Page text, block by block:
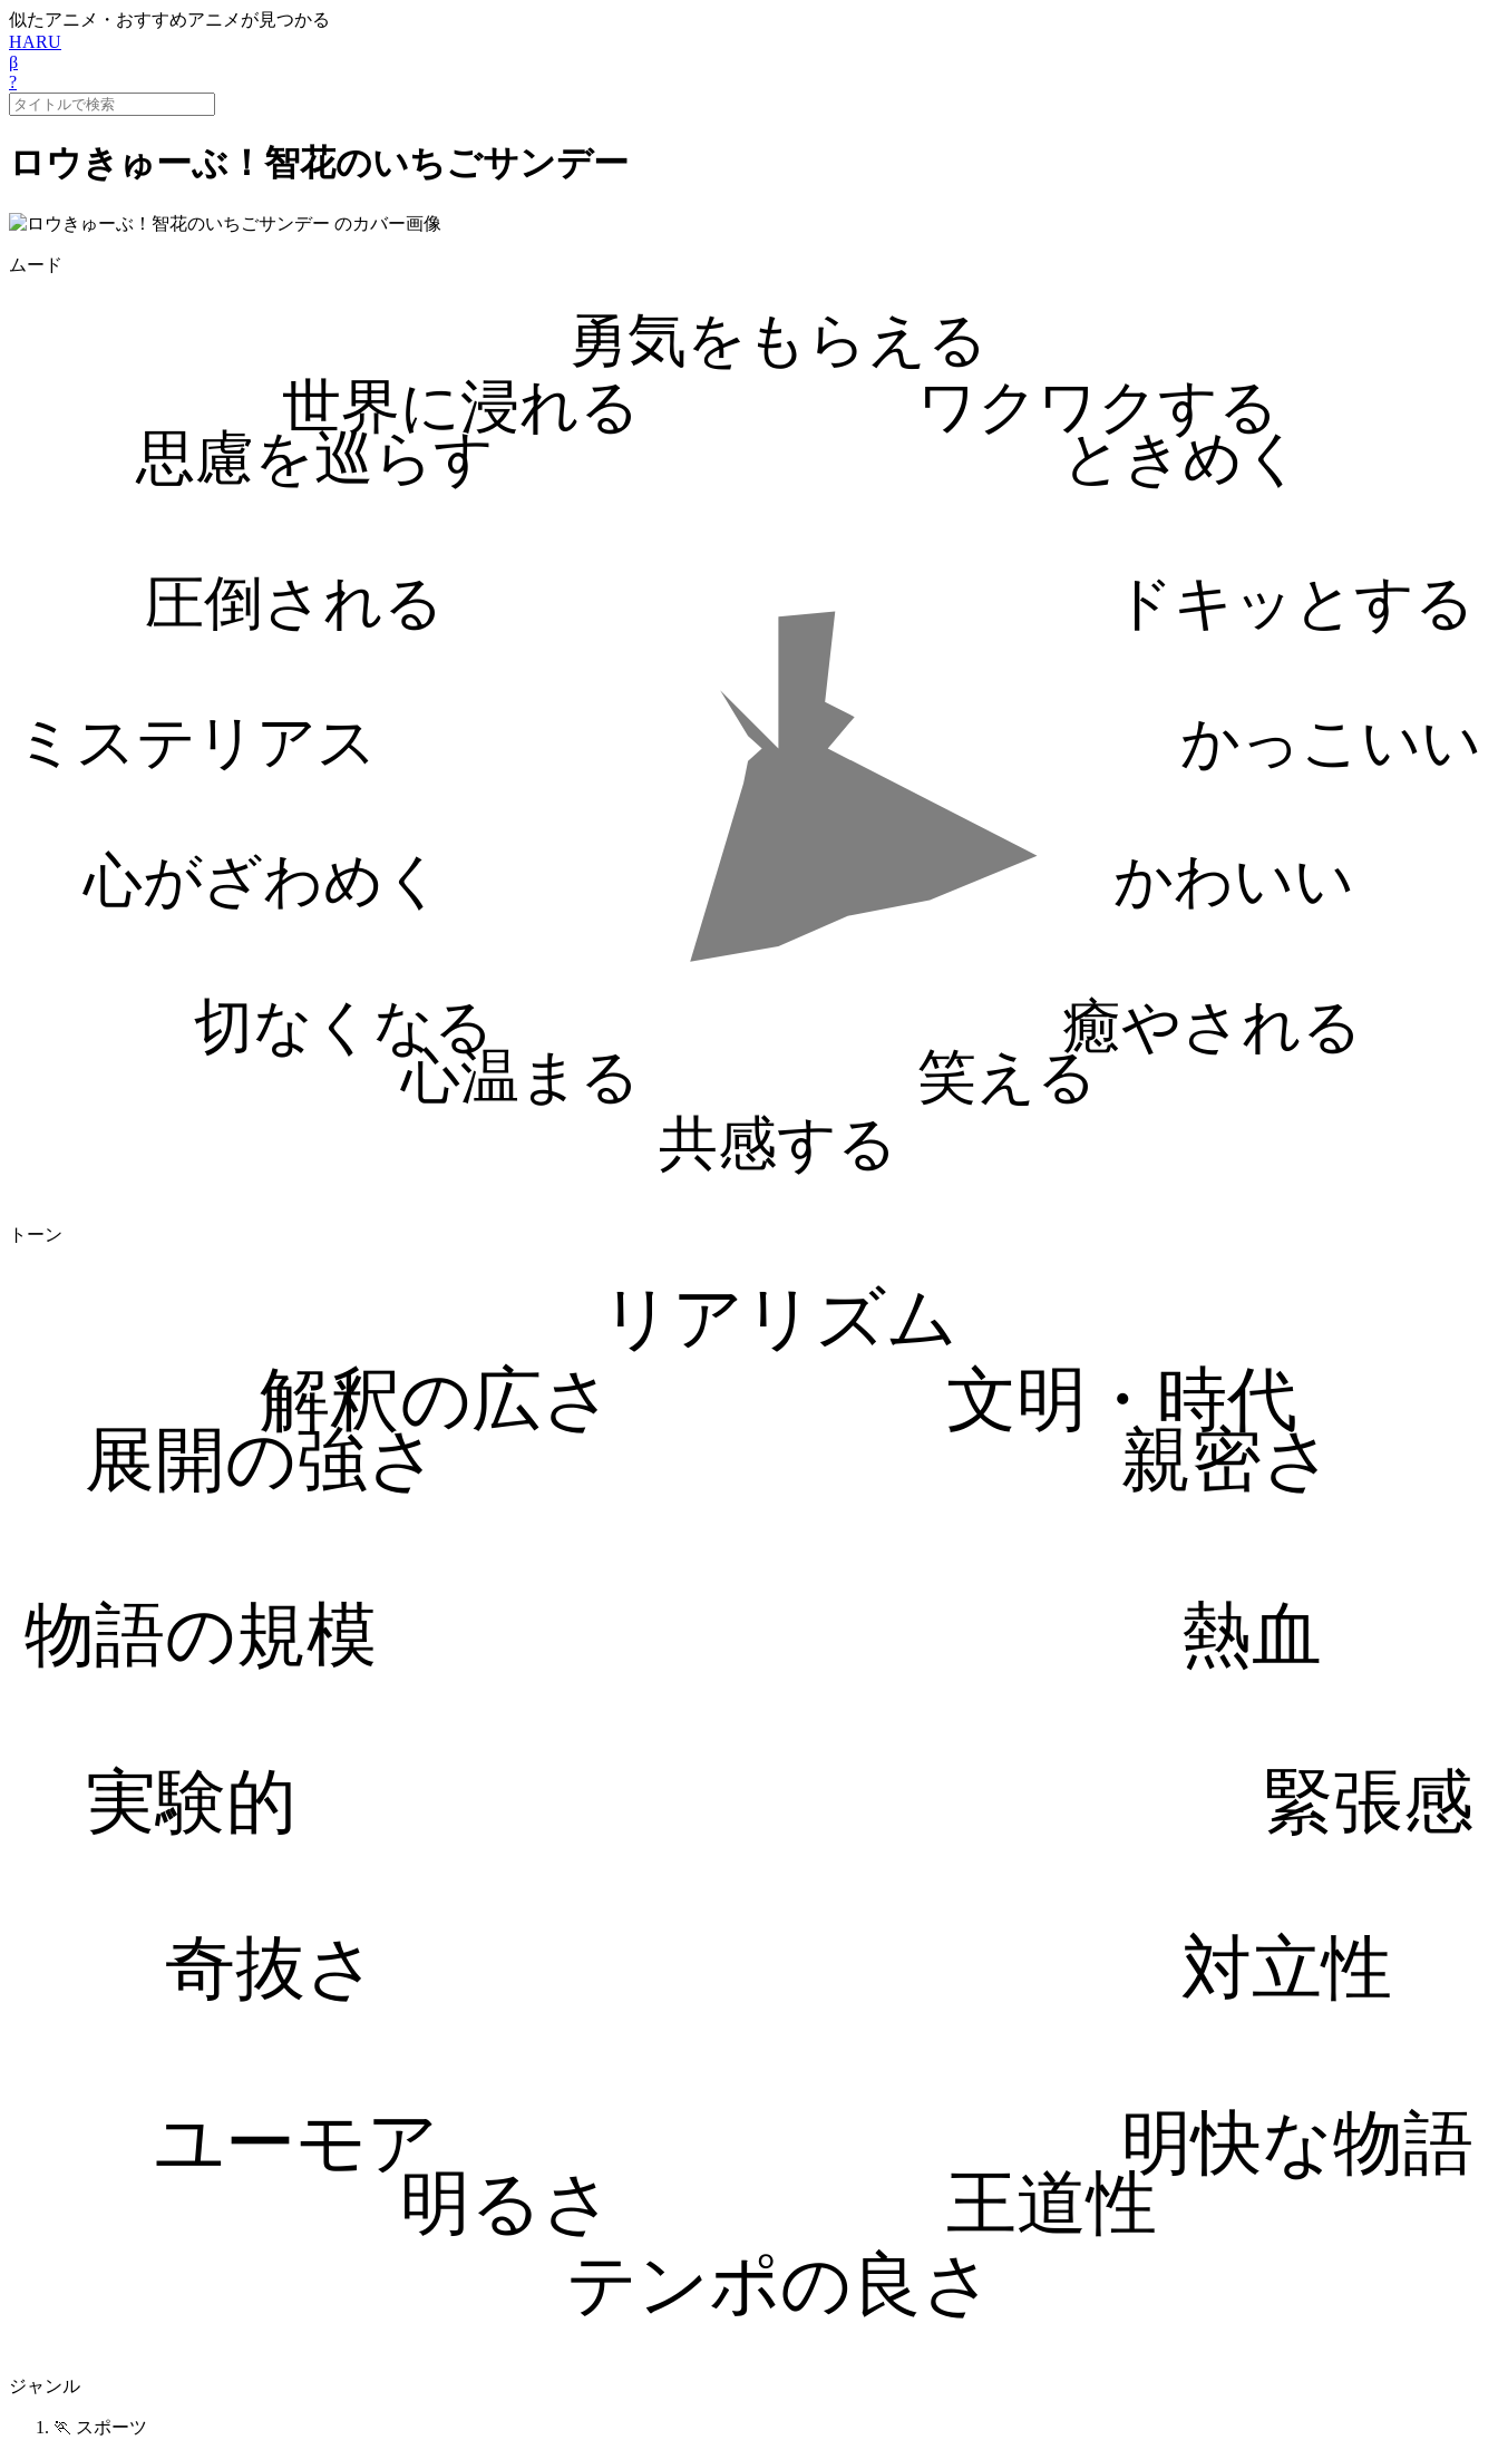
似たアニメ・おすすめアニメが見つかる
HARU
β
?
ロウきゅーぶ！智花のいちごサンデー
ムード
勇気をもらえる
ワクワクする
ときめく
ドキッとする
かっこいい
かわいい
癒やされる
笑える
共感する
心温まる
切なくなる
心がざわめく
ミステリアス
圧倒される
思慮を巡らす
世界に浸れる
トーン
リアリズム
文明・時代
親密さ
熱血
緊張感
対立性
明快な物語
王道性
テンポの良さ
明るさ
ユーモア
奇抜さ
実験的
物語の規模
展開の強さ
解釈の広さ
ジャンル
🏃 スポーツ